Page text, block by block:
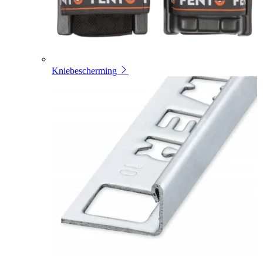
Kniebescherming